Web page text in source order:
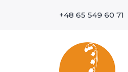
+48 65 549 60 71